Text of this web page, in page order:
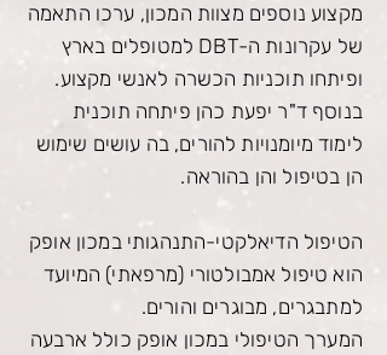
מקצוע נוספים מצוות המכון, ערכו התאמה
של עקרונות ה-DBT למטופלים בארץ
ופיתחו תוכניות הכשרה לאנשי מקצוע.
בנוסף ד"ר יפעת כהן פיתחה תוכנית
לימוד מיומנויות להורים, בה עושים שימוש
הן בטיפול והן בהוראה.
הטיפול הדיאלקטי-התנהגותי במכון אופק
הוא טיפול אמבולטורי (מרפאתי) המיועד
למתבגרים, מבוגרים והורים.
המערך הטיפולי במכון אופק כולל ארבעה